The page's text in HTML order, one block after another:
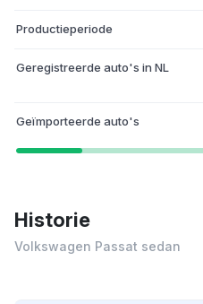
Productieperiode
Geregistreerde auto's in NL
Geïmporteerde auto's
Historie
Volkswagen Passat sedan